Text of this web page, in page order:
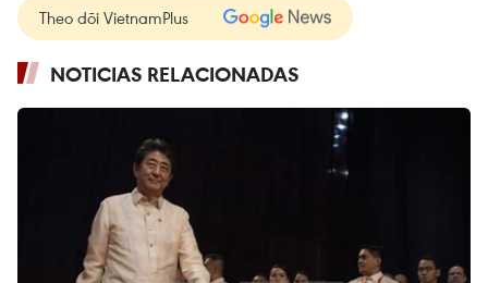
Theo dõi VietnamPlus
NOTICIAS RELACIONADAS